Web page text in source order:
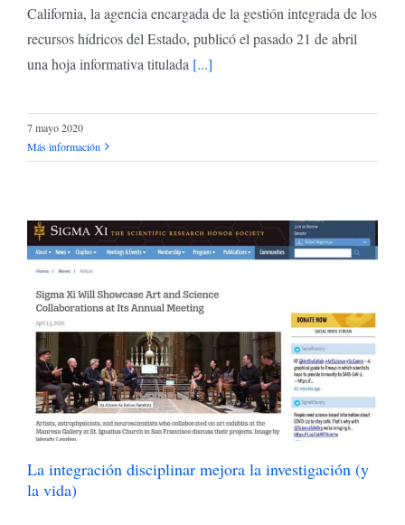
California, la agencia encargada de la gestión integrada de los
recursos hídricos del Estado, publicó el pasado 21 de abril
una hoja informativa titulada [...]
7 mayo 2020
Más información
La integración disciplinar mejora la investigación (y
la vida)